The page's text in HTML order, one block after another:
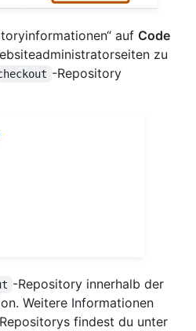
auf Code
zu
-Repository
-Repository innerhalb der
Weitere Informationen
findest du unter